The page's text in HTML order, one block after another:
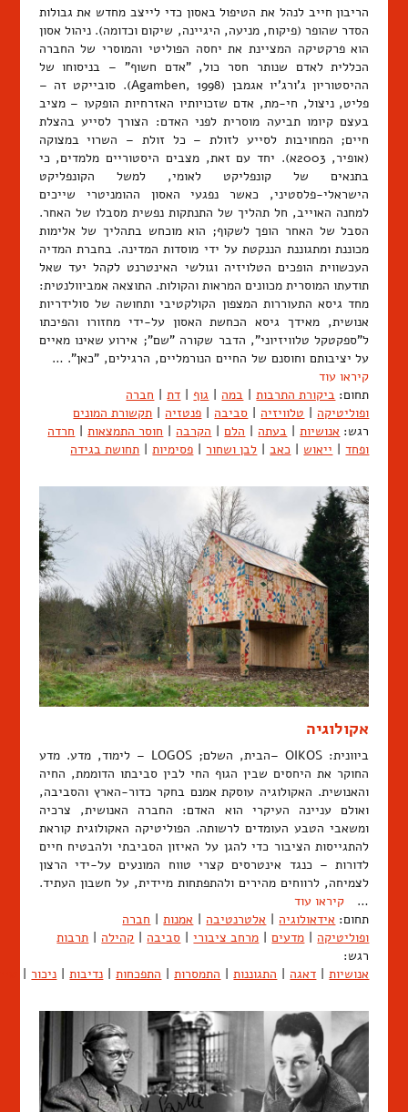
הריבון חייב לנהל את הטיפול באסון כדי לייצב מחדש את גבולות
הסדר שהופר (פיקוח, מניעה, היגיינה, שיקום וכדומה). ניהול אסון
הוא פרקטיקה המציינת את יחסה הפוליטי והמוסרי של החברה
הכללית לאדם שנותר חסר כול, "אדם חשוף" – בניסוחו של
ההיסטוריון ג'ורג'יו אגמבן (Agamben, 1998). סובייקט זה –
פליט, ניצול, חי-מת, אדם שזכויותיו האזרחיות הופקעו – מציב
בעצם קיומו תביעה מוסרית לפני האדם: הצורך לסייע בהצלת
חיים; המחויבות לסייע לזולת – כל זולת – השרוי במצוקה
(אופיר, 2003א). יחד עם זאת, מצבים היסטוריים מלמדים, כי
בתנאים של קונפליקט לאומי, למשל הקונפליקט
הישראלי-פלסטיני, כאשר נפגעי האסון ההומניטרי שייכים
למחנה האוייב, חל תהליך של התנתקות נפשית מסבלו של האחר.
הסבל של האחר הופך לשקוף; הוא מוכחש בתהליך של אלימות
מכוננת ומתגוננת הננקטת על ידי מוסדות המדינה. בחברת המדיה
העכשווית הופכים הטלויזיה וגולשי האינטרנט לקהל יעד שאל
תודעתו המוסרית מכוונים המראות והקולות. התוצאה אמביוולנטית:
מחד גיסא התעוררות המצפון הקולקטיבי ותחושה של סולידריות
אנושית, מאידך גיסא הכחשת האסון על-ידי מחזורו והפיכתו
ל"ספקטקל טלוויזיוני", הדבר שקורה "שם"; אירוע שאינו מאיים
על יציבותם וחוסנם של החיים הנורמליים, הרגילים, "כאן". …
קיראו עוד
תחום: ביקורת התרבות במה גוף דת
חברה
ופוליטיקה
טלוויזיה סביבה פנטזיה
תקשורת המונים
רגש: אנושיות בעתה הלם הקרבה חוסר התמצאות
חרדה
ופחד
ייאוש כאב לבן ושחור פסימיות תחושת בגידה
אקולוגיה
ביוונית: OIKOS –הבית, השלם; LOGOS – לימוד, מדע. מדע
החוקר את היחסים שבין הגוף החי לבין סביבתו הדוממת, החיה
והאנושית. האקולוגיה עוסקת אמנם בחקר כדור-הארץ והסביבה,
ואולם עניינה העיקרי הוא האדם: החברה האנושית, צרכיה
ומשאבי הטבע העומדים לרשותה. הפוליטיקה האקולוגית קוראת
להתגייסות הציבור כדי להגן על האיזון הסביבתי ולהבטיח חיים
לדורות – כנגד אינטרסים קצרי טווח המונעים על-ידי הרצון
לצמיחה, לרווחים מהירים ולהתפתחות מיידית, על חשבון העתיד.
… קיראו עוד
תחום: אידאולוגיה אלטרנטיבה אמנות
חברה
ופוליטיקה
מדעים מרחב ציבורי סביבה קהילה
תרבות
רגש:
אנושיות
דאגה התגוננות התמסרות התפכחות נדיבות ניכור